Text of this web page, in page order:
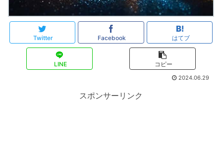
Twitter Facebook はてブ
LINE コピー
2024.06.29
スポンサーリンク